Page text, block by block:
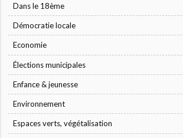
Dans le 18ème
Démocratie locale
Economie
Élections municipales
Enfance & jeunesse
Environnement
Espaces verts, végétalisation